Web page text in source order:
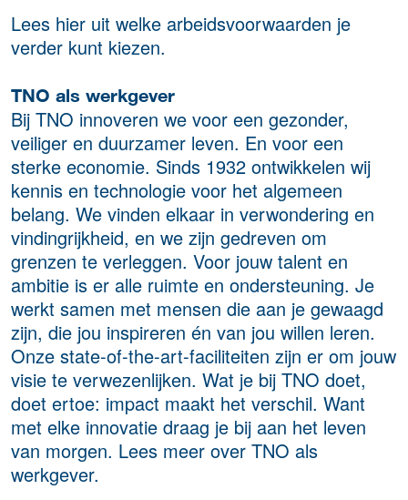
Lees hier uit welke arbeidsvoorwaarden je
verder kunt kiezen.
TNO als werkgever
Bij TNO innoveren we voor een gezonder,
veiliger en duurzamer leven. En voor een
sterke economie. Sinds 1932 ontwikkelen wij
kennis en technologie voor het algemeen
belang. We vinden elkaar in verwondering en
vindingrijkheid, en we zijn gedreven om
grenzen te verleggen. Voor jouw talent en
ambitie is er alle ruimte en ondersteuning. Je
werkt samen met mensen die aan je gewaagd
zijn, die jou inspireren én van jou willen leren.
Onze state-of-the-art-faciliteiten zijn er om jouw
visie te verwezenlijken. Wat je bij TNO doet,
doet ertoe: impact maakt het verschil. Want
met elke innovatie draag je bij aan het leven
van morgen. Lees meer over TNO als
werkgever.